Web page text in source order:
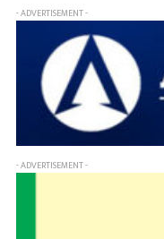
- ADVERTISEMENT -
- ADVERTISEMENT -